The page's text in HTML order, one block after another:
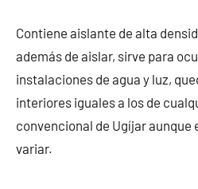
Contiene aislante de alta
además de aislar, sirve para
instalaciones de agua y luz,
interiores iguales a los de
convencional de Ugíjar aunque
variar.